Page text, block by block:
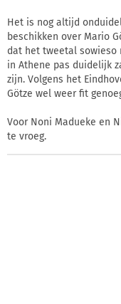
Het is nog altijd
beschikken over Mario
dat het tweetal sowieso
in Athene pas duidelijk
zijn. Volgens het
Götze wel weer fit
Voor Noni Madueke en
te vroeg.